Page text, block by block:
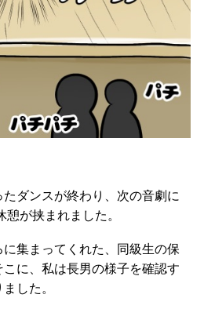
ダンスが終わり、次の音劇に
が挟まれました。
集まってくれた、同級生の保
に、私は長男の様子を確認す
した。